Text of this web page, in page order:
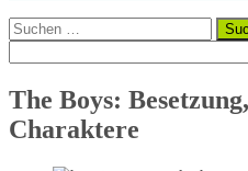
Suchen
nach:
The Boys:
Charaktere